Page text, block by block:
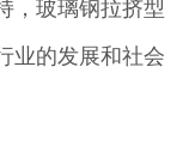
，玻璃钢拉挤型
业的发展和社会